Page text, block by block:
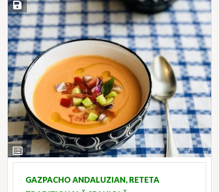
View
Ingredients
Save Recipe
GAZPACHO ANDALUZIAN, RETETA